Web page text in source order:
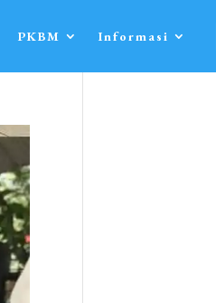
PKBM Informasi